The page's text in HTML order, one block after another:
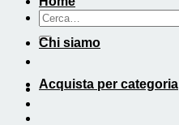
Cerca:
Chi siamo
Acquista per categoria